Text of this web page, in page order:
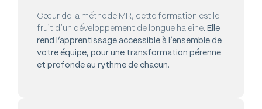
Cœur de la méthode MR, cette formation est le
fruit d’un développement de longue haleine.Elle
rend l’apprentissage accessible à l’ensemble de
votre équipe, pour une transformation pérenne
et profonde au rythme de chacun.